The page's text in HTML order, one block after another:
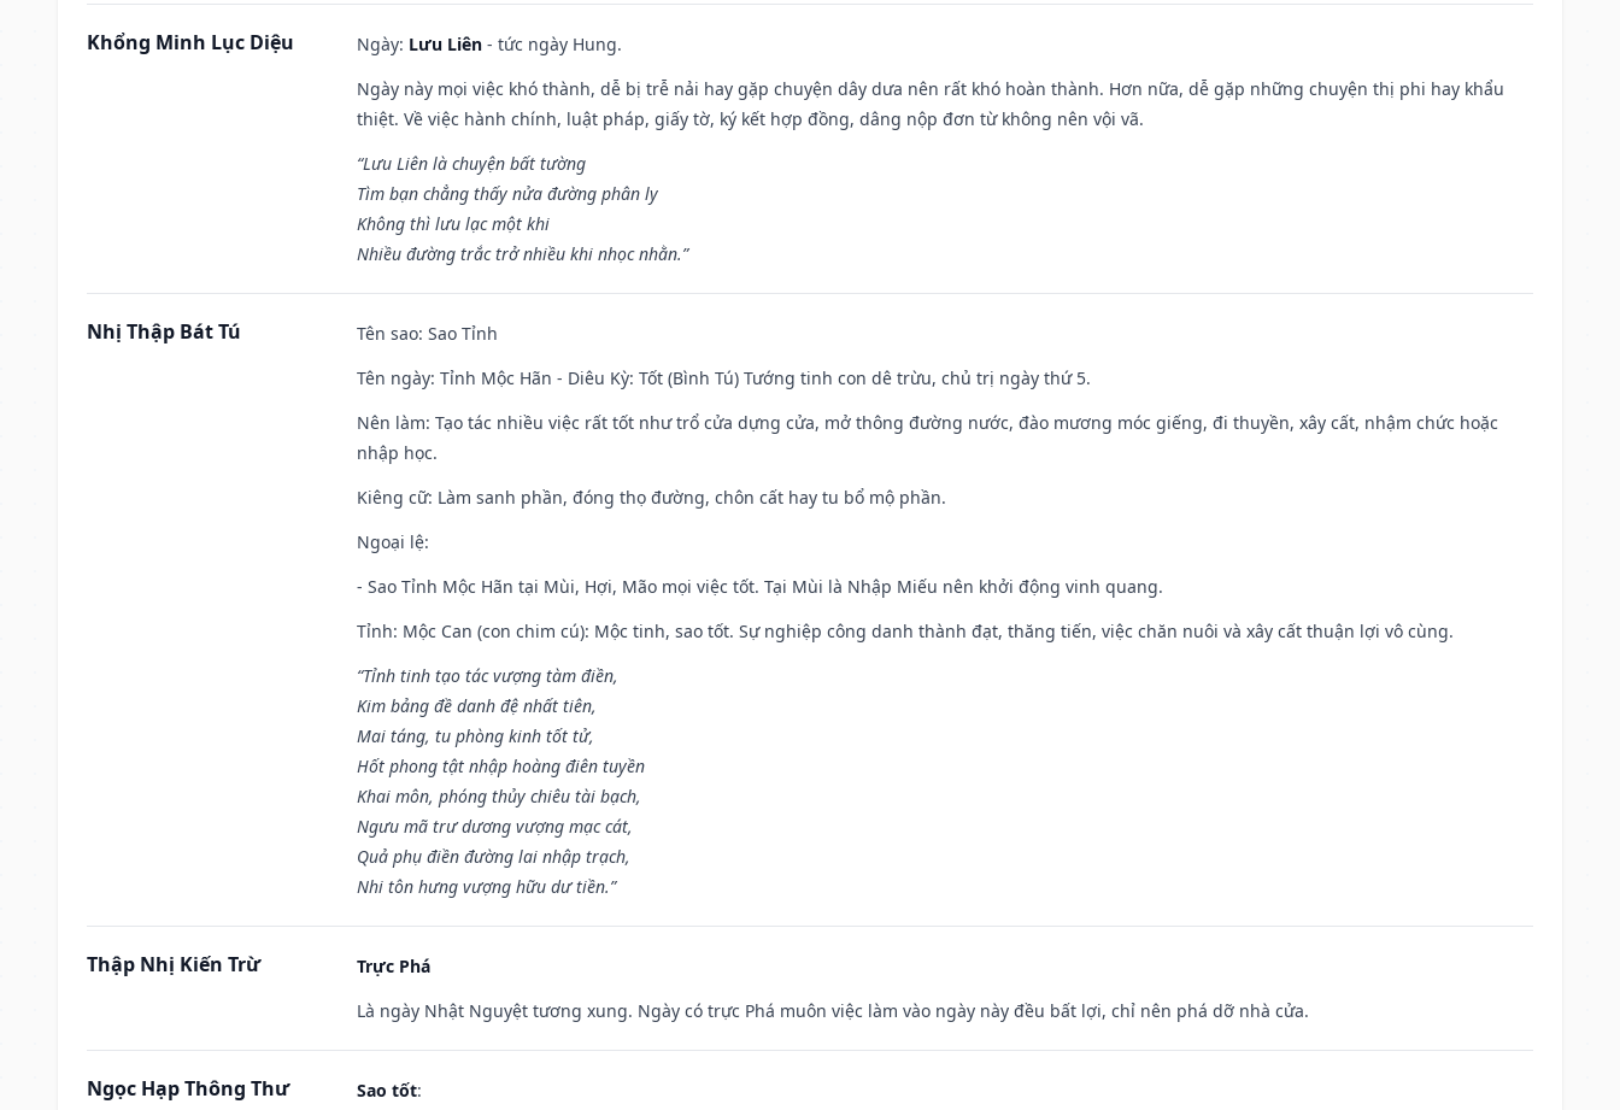
Khổng Minh Lục Diệu Ngày: Lưu Liên - tức ngày Hung.
Ngày này mọi việc khó thành, dễ bị trễ nải hay gặp chuyện dây dưa nên rất khó hoàn thành. Hơn nữa, dễ gặp những chuyện thị phi hay khẩu
thiệt. Về việc hành chính, luật pháp, giấy tờ, ký kết hợp đồng, dâng nộp đơn từ không nên vội vã.
“Lưu Liên là chuyện bất tường
Tìm bạn chẳng thấy nửa đường phân ly
Không thì lưu lạc một khi
Nhiều đường trắc trở nhiều khi nhọc nhằn.”
Nhị Thập Bát Tú Tên sao: Sao Tỉnh
Tên ngày: Tỉnh Mộc Hãn - Diêu Kỳ: Tốt (Bình Tú) Tướng tinh con dê trừu, chủ trị ngày thứ 5.
Nên làm: Tạo tác nhiều việc rất tốt như trổ cửa dựng cửa, mở thông đường nước, đào mương móc giếng, đi thuyền, xây cất, nhậm chức hoặc
nhập học.
Kiêng cữ: Làm sanh phần, đóng thọ đường, chôn cất hay tu bổ mộ phần.
Ngoại lệ:
- Sao Tỉnh Mộc Hãn tại Mùi, Hợi, Mão mọi việc tốt. Tại Mùi là Nhập Miếu nên khởi động vinh quang.
Tỉnh: Mộc Can (con chim cú): Mộc tinh, sao tốt. Sự nghiệp công danh thành đạt, thăng tiến, việc chăn nuôi và xây cất thuận lợi vô cùng.
“Tỉnh tinh tạo tác vượng tàm điền,
Kim bảng đề danh đệ nhất tiên,
Mai táng, tu phòng kinh tốt tử,
Hốt phong tật nhập hoàng điên tuyền
Khai môn, phóng thủy chiêu tài bạch,
Ngưu mã trư dương vượng mạc cát,
Quả phụ điền đường lai nhập trạch,
Nhi tôn hưng vượng hữu dư tiền.”
Thập Nhị Kiến Trừ
Trực Phá
Là ngày Nhật Nguyệt tương xung. Ngày có trực Phá muôn việc làm vào ngày này đều bất lợi, chỉ nên phá dỡ nhà cửa.
Ngọc Hạp Thông Thư Sao tốt: